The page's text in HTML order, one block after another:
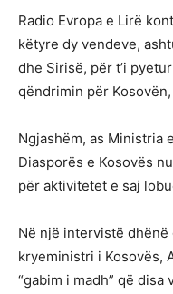
Radio Evropa e Lirë
këtyre dy vendeve,
dhe Sirisë, për t’i
qëndrimin për
Ngjashëm, as Ministria
Diasporës e Kosovës
për aktivitetet e saj
Në një intervistë dhënë
kryeministri i Kosovës,
“gabim i madh” që